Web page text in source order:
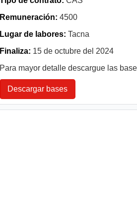
Remuneración: 4500
Lugar de labores: Tacna
Finaliza: 15 de octubre del 2024
Para mayor detalle descargue las
Descargar bases